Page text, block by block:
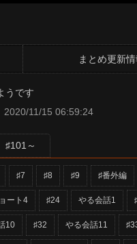
まとめ更新
うです
11/15 06:59:24
♯101～
♯7 ♯8 ♯9 ♯番外編
ート4 ♯24 やる会話1
10 ♯32 やる会話11